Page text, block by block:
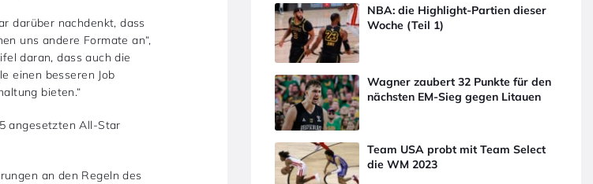
darüber nachdenkt, dass
uns andere Formate an“,
daran, dass auch die
einen besseren Job
bieten.“
angesetzten All-Star
an den Regeln des
NBA: die Highlight-Partien dieser
Woche (Teil 1)
Wagner zaubert 32 Punkte für den
nächsten EM-Sieg gegen Litauen
Team USA probt mit Team Select
die WM 2023